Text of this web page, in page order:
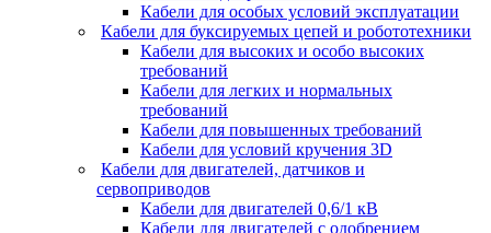
Кабели для особых условий эксплуатации
Кабели для буксируемых цепей и робототехники
Кабели для высоких и особо высоких
требований
Кабели для легких и нормальных
требований
Кабели для повышенных требований
Кабели для условий кручения 3D
Кабели для двигателей, датчиков и
сервоприводов
Кабели для двигателей 0,6/1 кВ
Кабели для двигателей с одобрением